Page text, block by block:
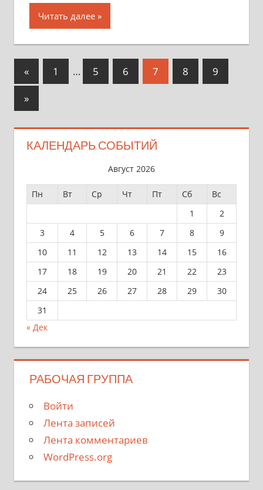
Читать далее
Пагинация
записей
«Предыдущие
записи
1 … 5 6 7 8
9
Следующие
записи
»
КАЛЕНДАРЬ СОБЫТИЙ
Август 2026
Пн Вт Ср Чт Пт Сб
Вс
1
2
3
4 5 6 7 8
9
10
11 12 13 14 15
16
17
18 19 20 21 22
23
24
25 26 27 28 29
30
31
« Дек
РАБОЧАЯ ГРУППА
Войти
Лента записей
Лента комментариев
WordPress.org